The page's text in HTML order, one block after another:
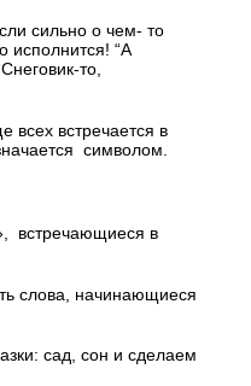
сильно о чем- то
исполнится! “А
то,
всех встречается в
символом.
встречающиеся в
слова, начинающиеся
сад, сон и сделаем